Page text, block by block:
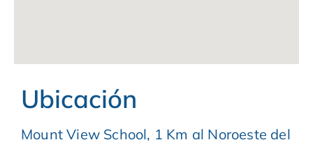
Ubicación
Mount View School, 1 Km al Noroeste del